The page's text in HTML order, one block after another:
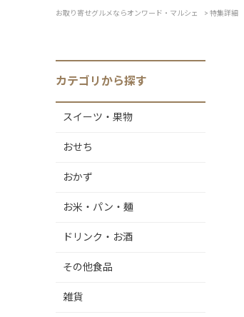
お取り寄せグルメならオンワード・マルシェ > 特集詳細
カテゴリから探す
スイーツ・果物
おせち
おかず
お米・パン・麺
ドリンク・お酒
その他食品
雑貨